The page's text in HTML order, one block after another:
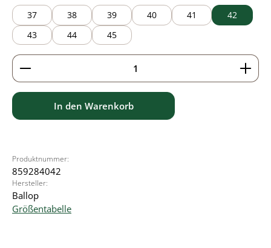
37 38 39 40 41
42
43
44 45
Produkt Anzahl: Gib den gewünschten Wert ein
In den Warenkorb
Produktnummer:
859284042
Hersteller:
Ballop
Größentabelle